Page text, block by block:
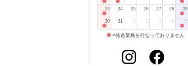
23 24 25 26 27 28 29
30 31 1 2 3 4 5
=発送業務を行なっておりません